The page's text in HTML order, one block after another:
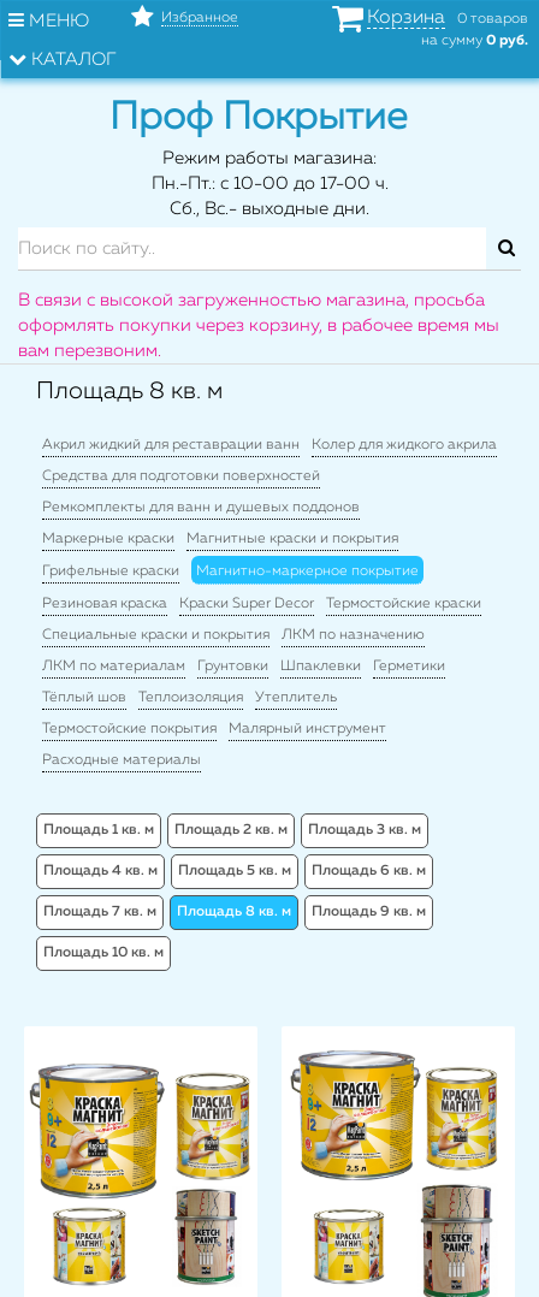
МЕНЮ
КАТАЛОГ
Избранное Корзина
0 товаров
на сумму 0 руб.
Проф Покрытие
Режим работы магазина:
Пн.-Пт.: с 10-00 до 17-00 ч.
Сб., Вс.- выходные дни.
В связи с высокой загруженностью магазина, просьба
оформлять покупки через корзину, в рабочее время мы
вам перезвоним.
Площадь 8 кв. м
Акрил жидкий для реставрации ванн Колер для жидкого акрила
Средства для подготовки поверхностей
Ремкомплекты для ванн и душевых поддонов
Маркерные краски Магнитные краски и покрытия
Грифельные краски Магнитно-маркерное покрытие
Резиновая краска Краски Super Decor Термостойские краски
Специальные краски и покрытия ЛКМ по назначению
ЛКМ по материалам Грунтовки Шпаклевки Герметики
Тёплый шов Теплоизоляция Утеплитель
Термостойские покрытия Малярный инструмент
Расходные материалы
Площадь 1 кв. м Площадь 2 кв. м Площадь 3 кв. м
Площадь 4 кв. м Площадь 5 кв. м Площадь 6 кв. м
Площадь 7 кв. м Площадь 8 кв. м Площадь 9 кв. м
Площадь 10 кв. м